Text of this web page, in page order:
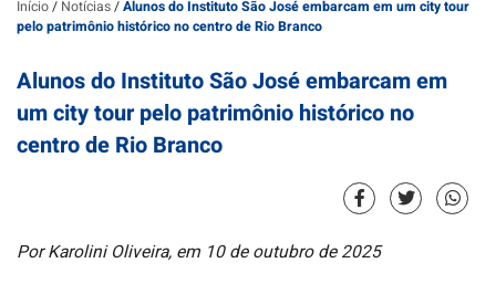
Início/ Notícias/Alunos do Instituto São José embarcam em um city tour
pelo patrimônio histórico no centro de Rio Branco
Alunos do Instituto São José embarcam em
um city tour pelo patrimônio histórico no
centro de Rio Branco
Por Karolini Oliveira, em 10 de outubro de 2025